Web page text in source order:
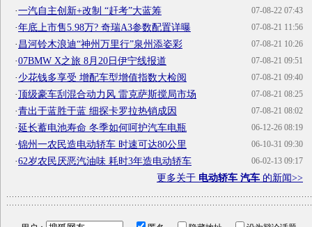
07-08-22 07:43
·一汽自主创新+改制 “赶考”大蓝筹
07-08-21 11:56
·年底上市售5.98万? 奇瑞A3参数配置详曝
07-08-21 10:26
·昌河铃木浪迪“神州万里行”泉州添姿彩
07-08-21 09:51
·07BMW X之旅 8月20日伊宁线报道
07-08-21 09:40
·少花钱多享受 增配车型增值指数大检阅
07-08-21 08:25
·顶级豪车刮混合动力风 雷克萨斯搅局市场
07-08-21 08:02
·青出于蓝胜于蓝 细探卡罗拉热销成因
06-12-26 08:19
·延长蓄电池寿命 冬季如何呵护汽车电瓶
06-10-31 09:30
·锦州一农民造电动轿车 时速可达80公里
06-02-13 09:17
·62岁农民厌恶汽油味 耗时3年造电动轿车
更多关于 电动轿车 汽车 的新闻>>